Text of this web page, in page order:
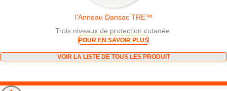
l’Anneau Dansac TRE™
Trois niveaux de protection cutanée.
POUR EN SAVOIR PLUS
VOIR LA LISTE DE TOUS LES PRODUIT